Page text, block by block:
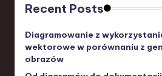
Recent Posts
Diagramowanie z
wektorowe w porównaniu z
obrazów